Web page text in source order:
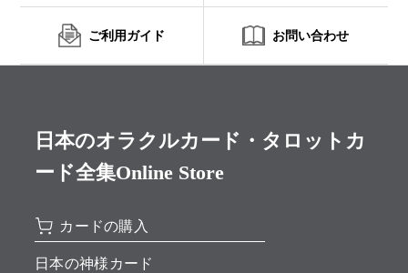
ご利用ガイド お問い合わせ
日本のオラクルカード・タロットカ
ード全集Online Store
カードの購入
日本の神様カード